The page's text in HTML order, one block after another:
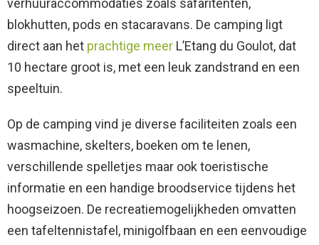
verhuuraccommodaties zoals safaritenten,
blokhutten, pods en stacaravans. De camping ligt
direct aan het prachtige meer L’Etang du Goulot, dat
10 hectare groot is, met een leuk zandstrand en een
speeltuin.
Op de camping vind je diverse faciliteiten zoals een
wasmachine, skelters, boeken om te lenen,
verschillende spelletjes maar ook toeristische
informatie en een handige broodservice tijdens het
hoogseizoen. De recreatiemogelijkheden omvatten
een tafeltennistafel, minigolfbaan en een eenvoudige